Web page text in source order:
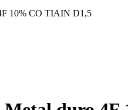
10% CO TIAIN D1,5